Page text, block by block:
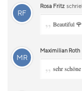
RF
Rosa Fritz
„ Beautiful 🌹
MR
Maximilian Roth
„ sehr